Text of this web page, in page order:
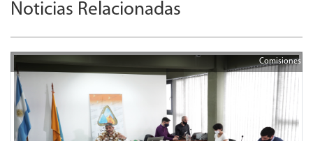
Noticias Relacionadas
Comisiones